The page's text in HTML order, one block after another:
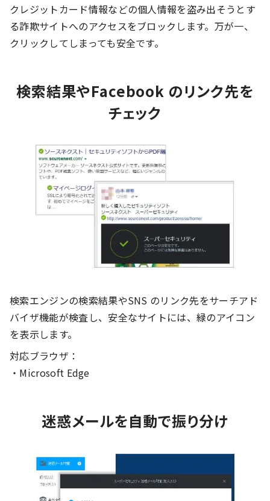
クレジットカード情報などの個人情報を盗み出そうとす
る詐欺サイトへのアクセスをブロックします。万が一、
クリックしてしまっても安全です。
検索結果やFacebook のリンク先を
チェック
検索エンジンの検索結果やSNS のリンク先をサーチアド
バイザ機能が検査し、安全なサイトには、緑のアイコン
を表示します。
対応ブラウザ：
・Microsoft Edge
迷惑メールを自動で振り分け